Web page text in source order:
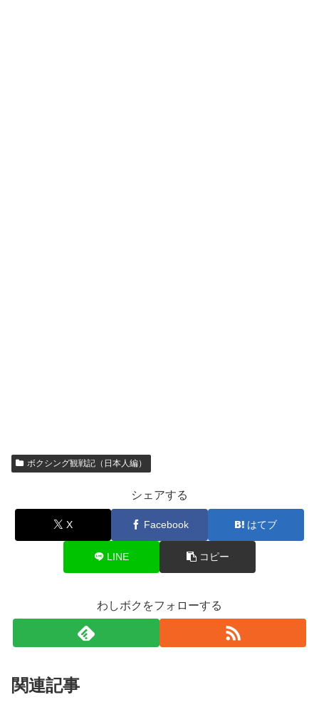
ボクシング観戦記（日本人編）
シェアする
X Facebook はてブ
LINE コピー
わしボクをフォローする
関連記事